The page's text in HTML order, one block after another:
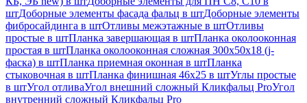
штДоборные элементы фасада фальц в штДоборные элементы
фибросайдинга в штОтливы межэтажные в штОтливы
простые в штПланка завершающая в штПланка околооконная
простая в штПланка околооконная сложная 300х50х18 (j-
фаска) в штПланка приемная оконная в штПланка
стыковочная в штПланка финишная 46х25 в штУглы простые
в штУгол отливаУгол внешний сложный Кликфальц ProУгол
внутренний сложный Кликфальц Pro